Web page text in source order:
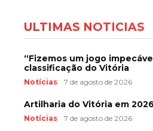
ÚLTIMAS NOTÍCIAS
“Fizemos um jogo
classificação do Vitória
Notícias 7 de agosto de 2026
Artilharia do Vitória em 2026
Notícias 7 de agosto de 2026